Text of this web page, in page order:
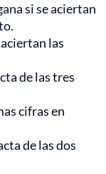
si se aciertan
las
de las tres
cifras en
de las dos